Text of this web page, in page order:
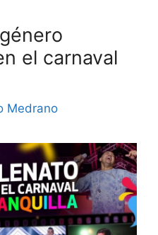
el carnaval
Medrano